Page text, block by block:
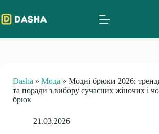
to
content
Dasha » Мода » Модні брюки 2026:
та поради з вибору сучасних жіночих і
брюк
21.03.2026